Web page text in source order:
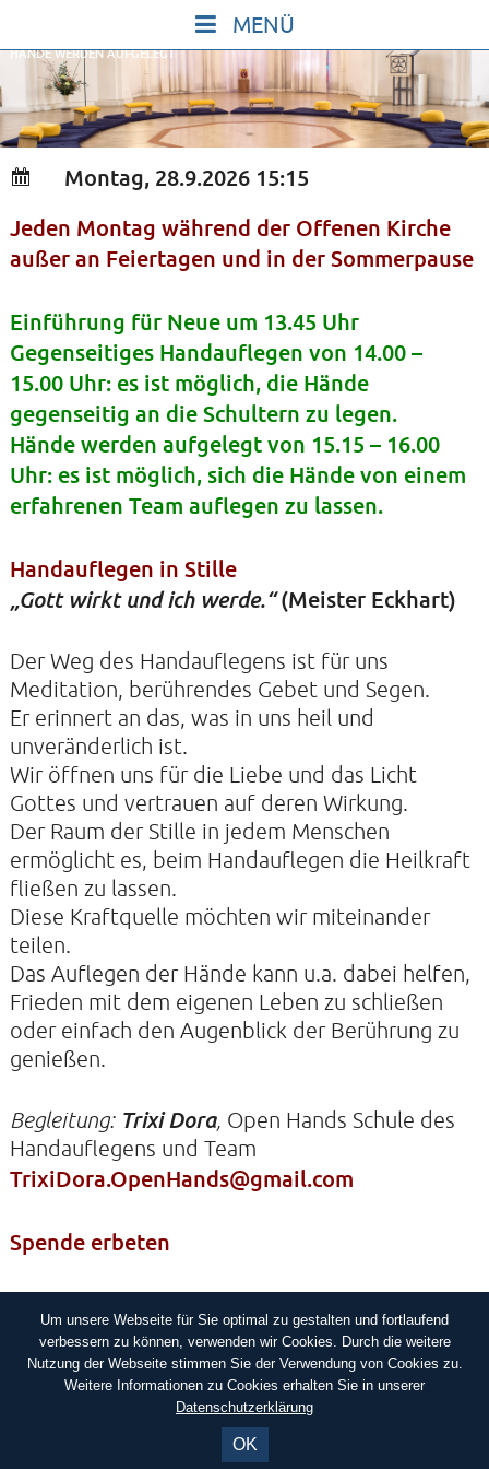
content
START
IN STILLE SEIN
SINGEN UND SCHWEIGEN
BEWEGEN UND TANZEN
GOTT UND DAS LEBEN FEIERN
HEILKRAFT DES KÖRPERS
STILLE UND SPIEL FÜR KINDER UND
JUGENDLICHE
VORTRÄGE
KONZERTE
ALLE TERMINE
KONTAKTE
SO KOMMEN SIE ZU UNS
UNSER PROFIL
FILM ZUR KIRCHE DER STILLE
FÖRDERVEREIN
VERMIETUNG
NEWSLETTER
ARCHIV
IMPRESSUM
DATENSCHUTZERKLÄRUNG
KIRCHE DER STILLE
Tel: 040-21088468
HÄNDE WERDEN AUFGELEGT
Montag, 28.9.2026 15:15
Jeden Montag während der Offenen Kirche
außer an Feiertagen und in der Sommerpause
Einführung für Neue um 13.45 Uhr
Gegenseitiges Handauflegen von 14.00 –
15.00 Uhr: es ist möglich, die Hände
gegenseitig an die Schultern zu legen.
Hände werden aufgelegt von 15.15 – 16.00
Uhr: es ist möglich, sich die Hände von einem
erfahrenen Team auflegen zu lassen.
Handauflegen in Stille
„Gott wirkt und ich werde.“(Meister Eckhart)
Der Weg des Handauflegens ist für uns
Meditation, berührendes Gebet und Segen.
Er erinnert an das, was in uns heil und
unveränderlich ist.
Wir öffnen uns für die Liebe und das Licht
Gottes und vertrauen auf deren Wirkung.
Der Raum der Stille in jedem Menschen
ermöglicht es, beim Handauflegen die Heilkraft
fließen zu lassen.
Diese Kraftquelle möchten wir miteinander
teilen.
Das Auflegen der Hände kann u.a. dabei helfen,
Frieden mit dem eigenen Leben zu schließen
oder einfach den Augenblick der Berührung zu
genießen.
Begleitung: Trixi Dora, Open Hands Schule des
Handauflegens und Team
TrixiDora.OpenHands@gmail.com
Spende erbeten
IMPRESSUM DATENSCHUTZERKLÄRUNG
Um unsere Webseite für Sie optimal zu gestalten und fortlaufend
verbessern zu können, verwenden wir Cookies. Durch die weitere
Nutzung der Webseite stimmen Sie der Verwendung von Cookies zu.
Weitere Informationen zu Cookies erhalten Sie in unserer
Datenschutzerklärung
OK